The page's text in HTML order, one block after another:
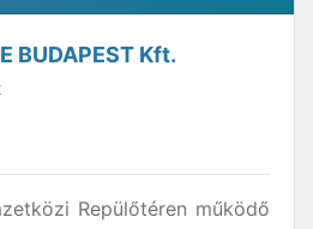
BUDAPEST Kft.
Repülőtéren működő